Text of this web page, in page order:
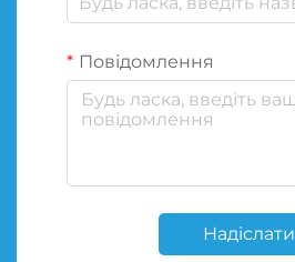
Повідомлення
Надіслати